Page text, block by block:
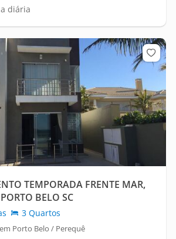
diária
TEMPORADA FRENTE MAR,
BELO SC
3 Quartos
Porto Belo / Perequê